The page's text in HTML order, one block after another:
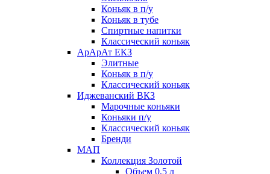
Коньяк в п/у
Коньяк в тубе
Спиртные напитки
Классический коньяк
АрАрАт ЕКЗ
Элитные
Коньяк в п/у
Классический коньяк
Иджеванский ВКЗ
Марочные коньяки
Коньяки п/у
Классический коньяк
Бренди
МАП
Коллекция Золотой
Объем 0,5 л